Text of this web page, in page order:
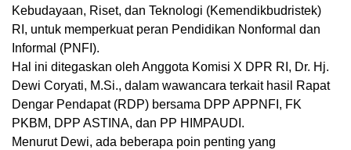
Kebudayaan, Riset, dan Teknologi (Kemendikbudristek)
RI, untuk memperkuat peran Pendidikan Nonformal dan
Informal (PNFI).
Hal ini ditegaskan oleh Anggota Komisi X DPR RI, Dr. Hj.
Dewi Coryati, M.Si., dalam wawancara terkait hasil Rapat
Dengar Pendapat (RDP) bersama DPP APPNFI, FK
PKBM, DPP ASTINA, dan PP HIMPAUDI.
Menurut Dewi, ada beberapa poin penting yang